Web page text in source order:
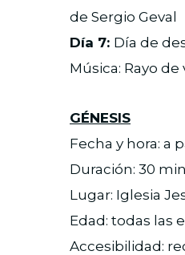
de Sergio Geval
Día 7: Día de
Música: Rayo
GÉNESIS
Fecha y hora: a
Duración: 30
Lugar: Iglesia
Edad: todas las
Accesibilidad: